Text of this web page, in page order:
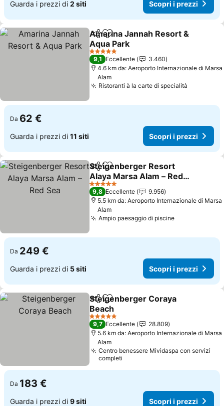
Guarda i prezzi di 2 siti Scopri i prezzi
CondividiAggiungi ai preferiti
Amarina Jannah Resort &
Aqua Park
Scopri i prezzi
5 Stelle
9,1 Eccellente
3.460
4.6 km da: Aeroporto Internazionale di Marsa
Alam
Ristoranti à la carte di specialità
Da 62 €
Guarda i prezzi di 11 siti Scopri i prezzi
CondividiAggiungi ai preferiti
Steigenberger Resort
Alaya Marsa Alam – Red
Sea
Scopri i prezzi
5 Stelle
9,8 Eccellente
9.956
5.5 km da: Aeroporto Internazionale di Marsa
Alam
Ampio paesaggio di piscineScopri i
Da 249 €
Guarda i prezzi di 5 siti Scopri i prezzi
CondividiAggiungi ai preferiti
Steigenberger Coraya
Beach
Scopri i prezzi
5 Stelle
9,7 Eccellente
28.809
5.6 km da: Aeroporto Internazionale di Marsa
Alam
Centro benessere Mividaspa con servizi
completi
Da 183 €
Guarda i prezzi di 9 siti Scopri i prezzi